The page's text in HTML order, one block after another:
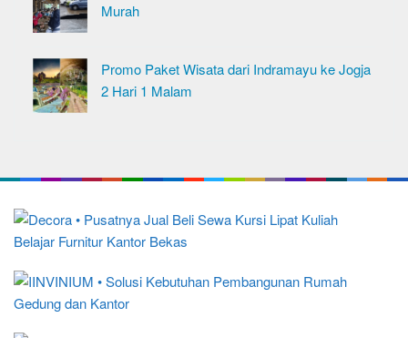
Murah
Promo Paket Wisata dari Indramayu ke Jogja
2 Hari 1 Malam